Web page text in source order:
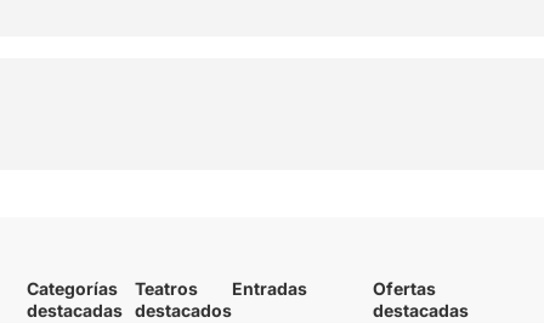
Categorías
destacadas
Teatros
destacados
Entradas
Ofertas
destacadas